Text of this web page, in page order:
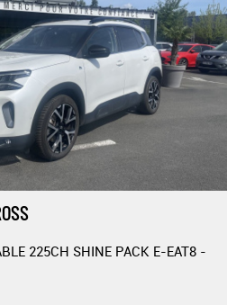
225CH SHINE PACK E-EAT8 -